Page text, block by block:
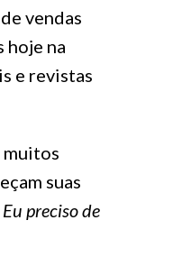
vendas
hoje na
e revistas
muitos
suas
Eu preciso de